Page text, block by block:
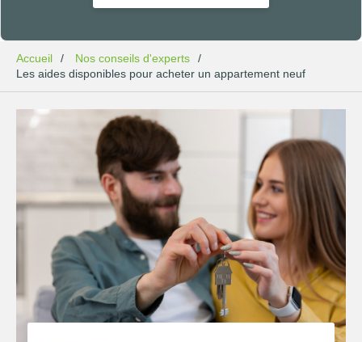
Accueil
Nos conseils d'experts
Les aides disponibles pour acheter un appartement neuf